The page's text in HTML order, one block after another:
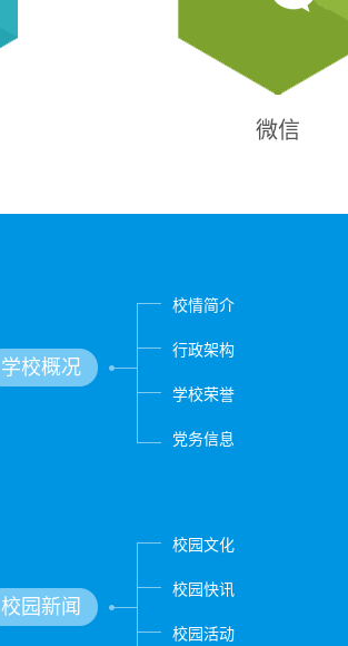
微信
学校概况
校情简介
行政架构
学校荣誉
党务信息
校园新闻
校园文化
校园快讯
校园活动